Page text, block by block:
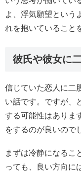
よ、浮気願望という
れを抱いていること
彼氏や彼女に
信じていた恋人に二
い話です。ですが、
する可能性はありま
をするのが良いので
まずは冷静になるこ
っても、良い方向に